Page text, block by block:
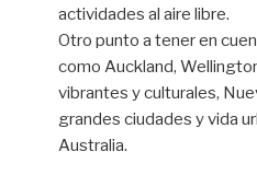
actividades al aire libre.
Otro punto a tener en
como Auckland,
vibrantes y culturales,
grandes ciudades y vida
Australia.